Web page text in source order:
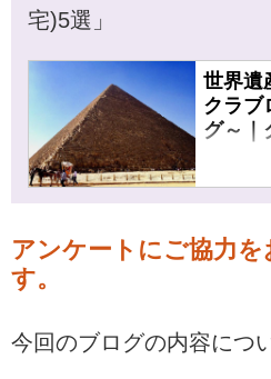
宅)5選」
世界遺
クラブ
グ～｜
世界遺
事一覧
ツアー
ーへ出
アジア
アンケートにご協力を
す。
今回のブログの内容につ